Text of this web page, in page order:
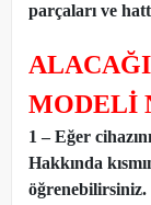
parçaları ve
MODELİ
1 – Eğer
Hakkında
öğrenebilirsiniz.